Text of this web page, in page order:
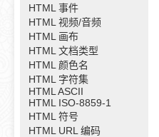
HTML 事件
HTML 视频/音频
HTML 画布
HTML 文档类型
HTML 颜色名
HTML 字符集
HTML ASCII
HTML ISO-8859-1
HTML 符号
HTML URL 编码